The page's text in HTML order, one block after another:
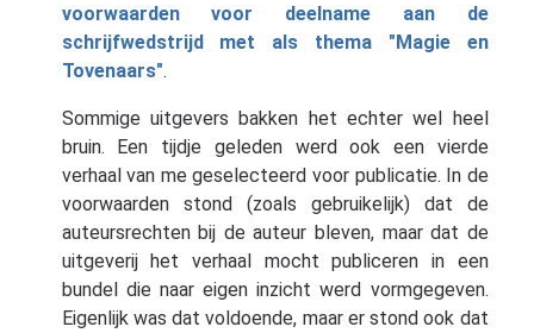
voorwaarden voor deelname aan de
schrijfwedstrijd met als thema "Magie en
Tovenaars".
Sommige uitgevers bakken het echter wel heel
bruin. Een tijdje geleden werd ook een vierde
verhaal van me geselecteerd voor publicatie. In de
voorwaarden stond (zoals gebruikelijk) dat de
auteursrechten bij de auteur bleven, maar dat de
uitgeverij het verhaal mocht publiceren in een
bundel die naar eigen inzicht werd vormgegeven.
Eigenlijk was dat voldoende, maar er stond ook dat